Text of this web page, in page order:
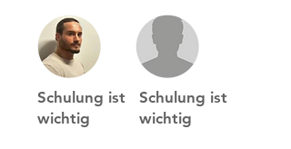
Schulung ist
wichtig
Schulung ist
wichtig